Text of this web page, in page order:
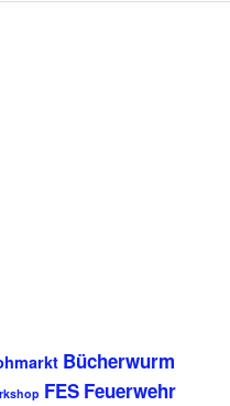
Bücherwurm
FES Feuerwehr